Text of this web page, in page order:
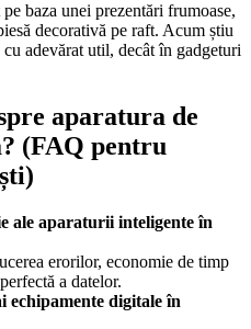
baza unei prezentări frumoase,
decorativă pe raft. Acum știu
adevărat util, decât în gadgeturi
aparatura de
(FAQ pentru
ale aparaturii inteligente în
erorilor, economie de timp
a datelor.
echipamente digitale în